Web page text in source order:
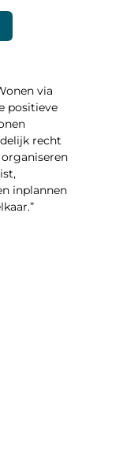
via
positieve
recht
inplannen